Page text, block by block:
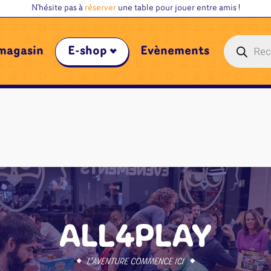
N'hésite pas à réserverune table pour jouer entre amis !
E-shop Évènements
Recherche
de
produits